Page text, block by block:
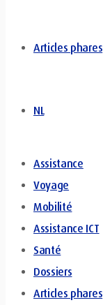
Articles phares
NL
Assistance
Voyage
Mobilité
Assistance ICT
Santé
Dossiers
Articles phares